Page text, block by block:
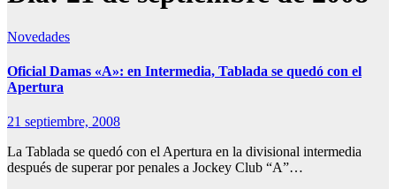
Novedades
Oficial Damas «A»: en Intermedia, Tablada se quedó con el
Apertura
21 septiembre, 2008
La Tablada se quedó con el Apertura en la divisional intermedia
después de superar por penales a Jockey Club “A”…